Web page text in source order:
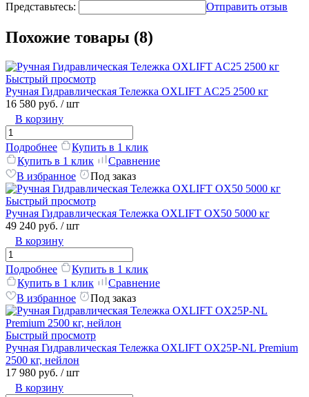
Представьтесь: Отправить отзыв
Похожие товары (8)
Быстрый просмотр
Ручная Гидравлическая Тележка OXLIFT AC25 2500 кг
16 580 руб. / шт
В корзину
Подробнее
Купить в 1 клик
Купить в 1 клик
Сравнение
В избранное
Под заказ
Быстрый просмотр
Ручная Гидравлическая Тележка OXLIFT OX50 5000 кг
49 240 руб. / шт
В корзину
Подробнее
Купить в 1 клик
Купить в 1 клик
Сравнение
В избранное
Под заказ
Быстрый просмотр
Ручная Гидравлическая Тележка OXLIFT OX25P-NL Premium
2500 кг, нейлон
17 980 руб. / шт
В корзину